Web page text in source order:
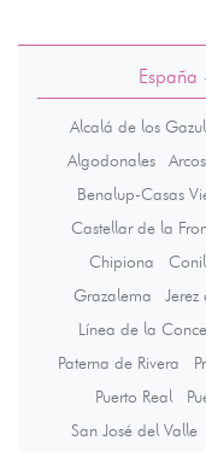
España
Alcalá de los
Algodonales
Benalup-Casas
Castellar de la
Chipiona
Grazalema
Jerez
Línea de la
Paterna de Rivera
Puerto Real
San José del Valle